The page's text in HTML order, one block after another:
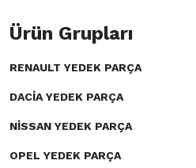
Ürün Grupları
RENAULT YEDEK PARÇA
DACİA YEDEK PARÇA
NİSSAN YEDEK PARÇA
OPEL YEDEK PARÇA